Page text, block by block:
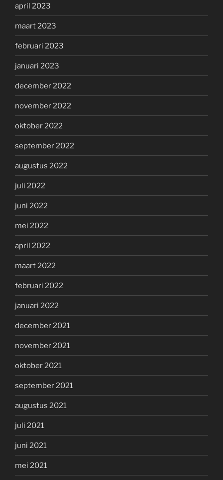
april 2023
maart 2023
februari 2023
januari 2023
december 2022
november 2022
oktober 2022
september 2022
augustus 2022
juli 2022
juni 2022
mei 2022
april 2022
maart 2022
februari 2022
januari 2022
december 2021
november 2021
oktober 2021
september 2021
augustus 2021
juli 2021
juni 2021
mei 2021